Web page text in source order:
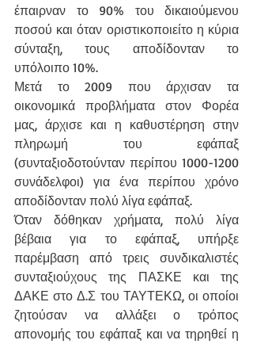
έπαιρναν το 90% του δικαιούμενου
ποσού και όταν οριστικοποιείτο η κύρια
σύνταξη, τους αποδίδονταν το
υπόλοιπο 10%.
Μετά το 2009 που άρχισαν τα
οικονομικά προβλήματα στον Φορέα
μας, άρχισε και η καθυστέρηση στην
πληρωμή του εφάπαξ
(συνταξιοδοτούνταν περίπου 1000-1200
συνάδελφοι) για ένα περίπου χρόνο
αποδίδονταν πολύ λίγα εφάπαξ.
Όταν δόθηκαν χρήματα, πολύ λίγα
βέβαια για το εφάπαξ, υπήρξε
παρέμβαση από τρεις συνδικαλιστές
συνταξιούχους της ΠΑΣΚΕ και της
ΔΑΚΕ στο Δ.Σ του ΤΑΥΤΕΚΩ, οι οποίοι
ζητούσαν να αλλάξει ο τρόπος
απονομής του εφάπαξ και να τηρηθεί η